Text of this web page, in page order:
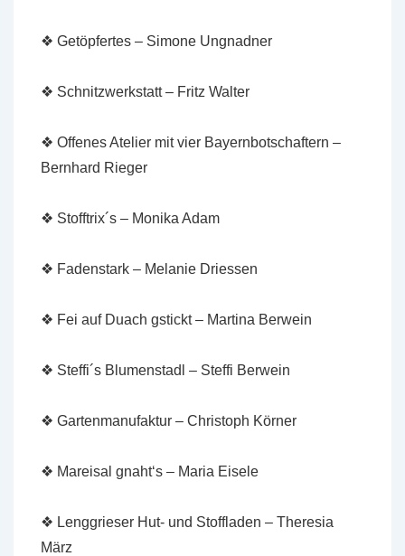
❖ Getöpfertes – Simone Ungnadner
❖ Schnitzwerkstatt – Fritz Walter
❖ Offenes Atelier mit vier Bayernbotschaftern –
Bernhard Rieger
❖ Stofftrix´s – Monika Adam
❖ Fadenstark – Melanie Driessen
❖ Fei auf Duach gstickt – Martina Berwein
❖ Steffi´s Blumenstadl – Steffi Berwein
❖ Gartenmanufaktur – Christoph Körner
❖ Mareisal gnaht‘s – Maria Eisele
❖ Lenggrieser Hut- und Stoffladen – Theresia
März